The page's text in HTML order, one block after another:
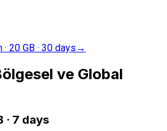
20 GB · 30 days →
ve Global
· 7 days